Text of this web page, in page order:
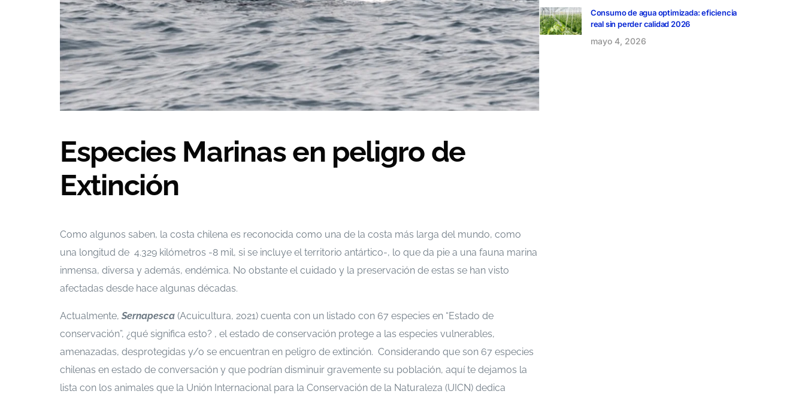
Especies Marinas en peligro de
Extinción
Como algunos saben, la costa chilena es reconocida como una de la costa más larga del mundo, como
una longitud de 4.329 kilómetros -8 mil, si se incluye el territorio antártico-, lo que da pie a una fauna marina
inmensa, diversa y además, endémica. No obstante el cuidado y la preservación de estas se han visto
afectadas desde hace algunas décadas.
Actualmente, Sernapesca (Acuicultura, 2021) cuenta con un listado con 67 especies en “Estado de
conservación”, ¿qué significa esto? , el estado de conservación protege a las especies vulnerables,
amenazadas, desprotegidas y/o se encuentran en peligro de extinción. Considerando que son 67 especies
chilenas en estado de conversación y que podrían disminuir gravemente su población, aquí te dejamos la
lista con los animales que la Unión Internacional para la Conservación de la Naturaleza (UICN) dedica
Consumo de agua optimizada: eficiencia
real sin perder calidad 2026
mayo 4, 2026